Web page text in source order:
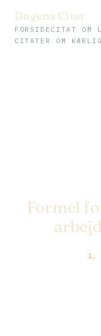
Dagens Citat
FORSIDE CITAT OM
CITATER OM
Formel
J.